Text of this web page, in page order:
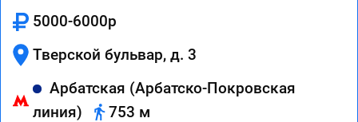
5000-6000р
Тверской бульвар, д. 3
Арбатская (Арбатско-Покровская
линия)
753 м